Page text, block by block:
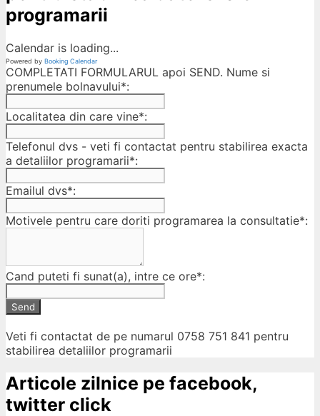
programarii
Calendar is loading...
Powered by Booking Calendar
COMPLETATI FORMULARUL apoi SEND. Nume si
prenumele bolnavului*:
Localitatea din care vine*:
Telefonul dvs - veti fi contactat pentru stabilirea exacta
a detaliilor programarii*:
Emailul dvs*:
Motivele pentru care doriti programarea la consultatie*:
Cand puteti fi sunat(a), intre ce ore*:
Send
Veti fi contactat de pe numarul 0758 751 841 pentru
stabilirea detaliilor programarii
Articole zilnice pe facebook,
twitter click